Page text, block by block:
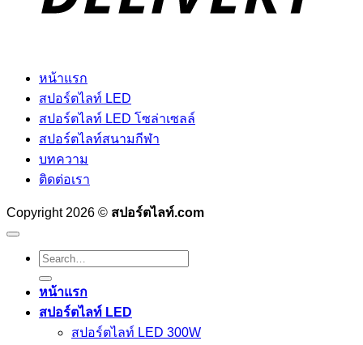
หน้าแรก
สปอร์ตไลท์ LED
สปอร์ตไลท์ LED โซล่าเซลล์
สปอร์ตไลท์สนามกีฬา
บทความ
ติดต่อเรา
Copyright 2026 © สปอร์ตไลท์.com
Search
for:
หน้าแรก
สปอร์ตไลท์ LED
สปอร์ตไลท์ LED 300W